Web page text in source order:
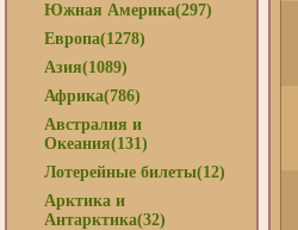
Южная Америка(297)
Европа(1278)
Азия(1089)
Африка(786)
Австралия и
Океания(131)
Лотерейные билеты(12)
Арктика и
Антарктика(32)